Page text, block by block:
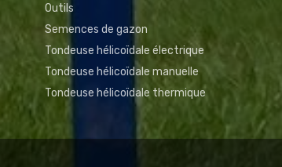
Outils
Semences de gazon
Tondeuse hélicoïdale électrique
Tondeuse hélicoïdale manuelle
Tondeuse hélicoïdale thermique